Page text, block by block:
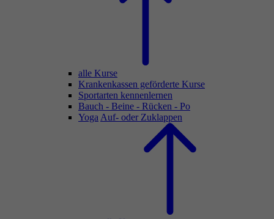
alle Kurse
Krankenkassen geförderte Kurse
Sportarten kennenlernen
Bauch - Beine - Rücken - Po
Yoga Auf- oder Zuklappen